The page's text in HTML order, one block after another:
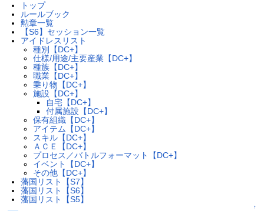
トップ
ルールブック
勲章一覧
【S6】セッション一覧
アイドレスリスト
種別【DC+】
仕様/用途/主要産業【DC+】
種族【DC+】
職業【DC+】
乗り物【DC+】
施設【DC+】
自宅【DC+】
付属施設【DC+】
保有組織【DC+】
アイテム【DC+】
スキル【DC+】
ＡＣＥ【DC+】
プロセス／バトルフォーマット【DC+】
イベント【DC+】
その他【DC+】
藩国リスト【S7】
藩国リスト【S6】
藩国リスト【S5】
↑